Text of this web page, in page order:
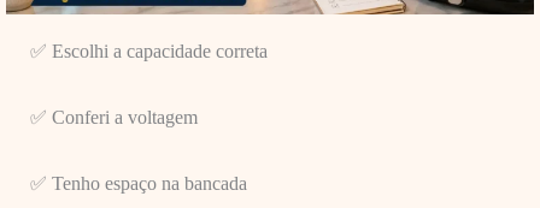
✅ Escolhi a capacidade correta
✅ Conferi a voltagem
✅ Tenho espaço na bancada